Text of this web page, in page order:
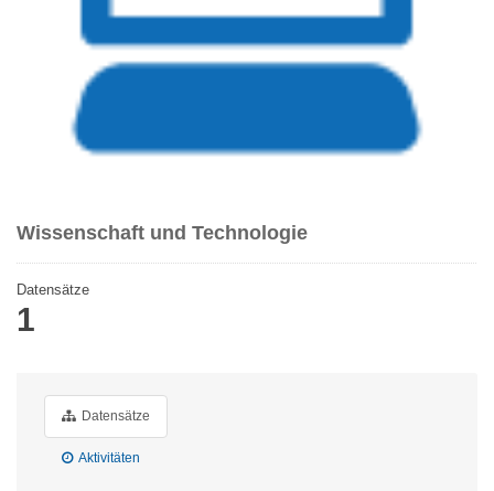
Wissenschaft und Technologie
Datensätze
1
Datensätze
Aktivitäten